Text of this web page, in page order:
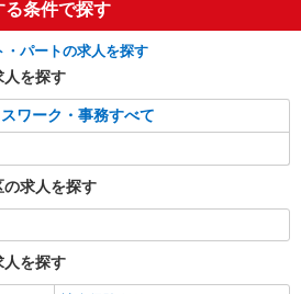
る条件で探す
パートの求人を探す
人を探す
ワーク・事務すべて
の求人を探す
人を探す